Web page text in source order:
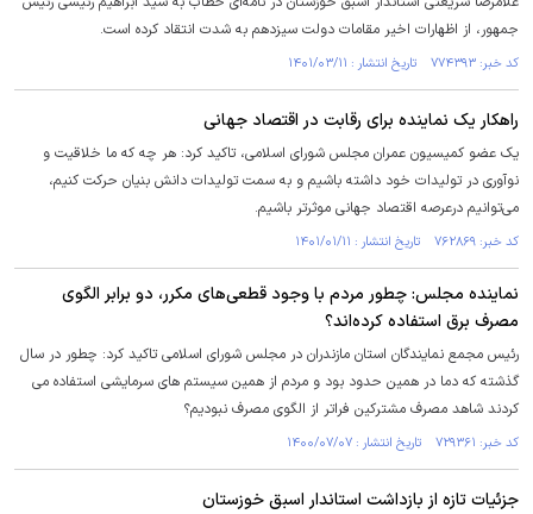
جمهور، از اظهارات اخیر مقامات دولت سیزدهم به شدت انتقاد کرده است.
کد خبر: ۷۷۴۳۹۳ تاریخ انتشار : ۱۴۰۱/۰۳/۱۱
راهکار یک نماینده برای رقابت در اقتصاد جهانی
یک عضو کمیسیون عمران مجلس شورای اسلامی، تاکید کرد: هر چه که ما خلاقیت و
نوآوری در تولیدات خود داشته باشیم و به سمت تولیدات دانش بنیان حرکت کنیم،
می‌توانیم درعرصه اقتصاد جهانی موثرتر باشیم.
کد خبر: ۷۶۲۸۶۹ تاریخ انتشار : ۱۴۰۱/۰۱/۱۱
نماینده مجلس: چطور مردم با وجود قطعی‌های مکرر، دو برابر الگوی
مصرف برق استفاده کرده‌اند؟
رئیس مجمع نمایندگان استان مازندران در مجلس شورای اسلامی تاکید کرد: چطور در سال
گذشته که دما در همین حدود بود و مردم از همین سیستم های سرمایشی استفاده می
کردند شاهد مصرف مشترکین فراتر از الگوی مصرف نبودیم؟
کد خبر: ۷۲۹۳۶۱ تاریخ انتشار : ۱۴۰۰/۰۷/۰۷
جزئیات تازه از بازداشت استاندار اسبق خوزستان